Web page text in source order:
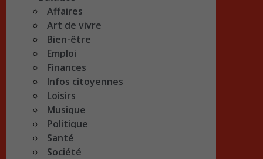
Affaires
Art de vivre
Bien-être
Emploi
Finances
Infos citoyennes
Loisirs
Musique
Politique
Santé
Société